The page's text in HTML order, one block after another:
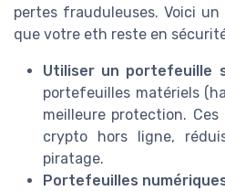
pertes frauduleuses. Voici
que votre eth reste en
Utiliser un portefeuille
portefeuilles matériels
meilleure protection.
crypto hors ligne,
piratage.
Portefeuilles